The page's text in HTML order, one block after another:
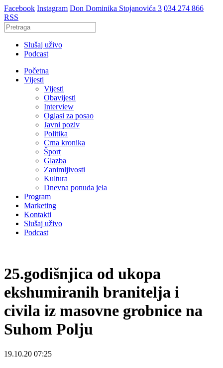
Facebook Instagram Don Dominika Stojanovića 3 034 274 866
RSS
Slušaj uživo
Podcast
Početna
Vijesti
Vijesti
Obavijesti
Interview
Oglasi za posao
Javni poziv
Politika
Crna kronika
Šport
Glazba
Zanimljivosti
Kultura
Dnevna ponuda jela
Program
Marketing
Kontakti
Slušaj uživo
Podcast
25.godišnjica od ukopa
ekshumiranih branitelja i
civila iz masovne grobnice na
Suhom Polju
19.10.20 07:25